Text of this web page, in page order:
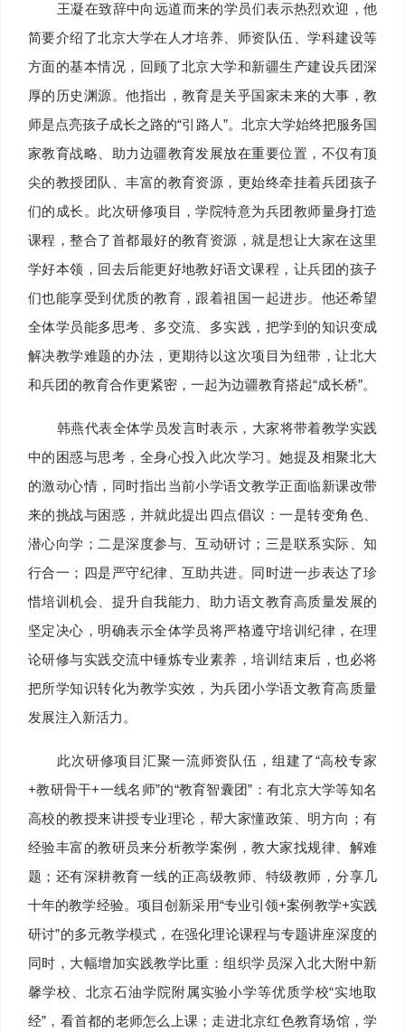
王凝在致辞中向远道而来的学员们表示热烈欢迎，他
简要介绍了北京大学在人才培养、师资队伍、学科建设等
方面的基本情况，回顾了北京大学和新疆生产建设兵团深
厚的历史渊源。他指出，教育是关乎国家未来的大事，教
师是点亮孩子成长之路的“引路人”。北京大学始终把服务国
家教育战略、助力边疆教育发展放在重要位置，不仅有顶
尖的教授团队、丰富的教育资源，更始终牵挂着兵团孩子
们的成长。此次研修项目，学院特意为兵团教师量身打造
课程，整合了首都最好的教育资源，就是想让大家在这里
学好本领，回去后能更好地教好语文课程，让兵团的孩子
们也能享受到优质的教育，跟着祖国一起进步。他还希望
全体学员能多思考、多交流、多实践，把学到的知识变成
解决教学难题的办法，更期待以这次项目为纽带，让北大
和兵团的教育合作更紧密，一起为边疆教育搭起“成长桥”。
韩燕代表全体学员发言时表示，大家将带着教学实践
中的困惑与思考，全身心投入此次学习。她提及相聚北大
的激动心情，同时指出当前小学语文教学正面临新课改带
来的挑战与困惑，并就此提出四点倡议：一是转变角色、
潜心向学；二是深度参与、互动研讨；三是联系实际、知
行合一；四是严守纪律、互助共进。同时进一步表达了珍
惜培训机会、提升自我能力、助力语文教育高质量发展的
坚定决心，明确表示全体学员将严格遵守培训纪律，在理
论研修与实践交流中锤炼专业素养，培训结束后，也必将
把所学知识转化为教学实效，为兵团小学语文教育高质量
发展注入新活力。
此次研修项目汇聚一流师资队伍，组建了“高校专家
+教研骨干+一线名师”的“教育智囊团”：有北京大学等知名
高校的教授来讲授专业理论，帮大家懂政策、明方向；有
经验丰富的教研员来分析教学案例，教大家找规律、解难
题；还有深耕教育一线的正高级教师、特级教师，分享几
十年的教学经验。项目创新采用“专业引领+案例教学+实践
研讨”的多元教学模式，在强化理论课程与专题讲座深度的
同时，大幅增加实践教学比重：组织学员深入北大附中新
馨学校、北京石油学院附属实验小学等优质学校“实地取
经”，看首都的老师怎么上课；走进北京红色教育场馆，学